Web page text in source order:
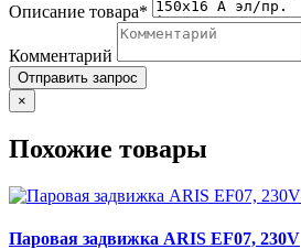
Описание товара*
Комментарий
Отправить запрос
×
Похожие товары
Паровая задвижка ARIS EF07, 230V